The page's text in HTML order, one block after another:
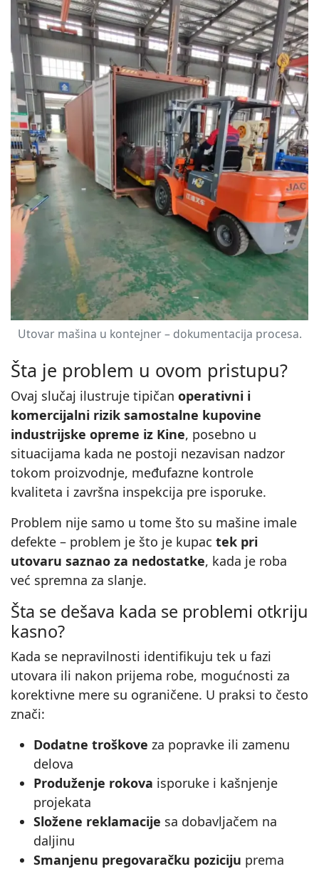
Utovar mašina u kontejner – dokumentacija procesa.
Šta je problem u ovom pristupu?
Ovaj slučaj ilustruje tipičan operativni i
komercijalni rizik samostalne kupovine
industrijske opreme iz Kine, posebno u
situacijama kada ne postoji nezavisan nadzor
tokom proizvodnje, međufazne kontrole
kvaliteta i završna inspekcija pre isporuke.
Problem nije samo u tome što su mašine imale
defekte – problem je što je kupac tek pri
utovaru saznao za nedostatke, kada je roba
već spremna za slanje.
Šta se dešava kada se problemi otkriju
kasno?
Kada se nepravilnosti identifikuju tek u fazi
utovara ili nakon prijema robe, mogućnosti za
korektivne mere su ograničene. U praksi to često
znači:
Dodatne troškove za popravke ili zamenu
delova
Produženje rokova isporuke i kašnjenje
projekata
Složene reklamacije sa dobavljačem na
daljinu
Smanjenu pregovaračku poziciju prema